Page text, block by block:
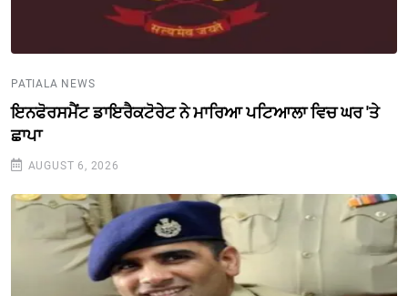
PATIALA NEWS
ਇਨਫੋਰਸਮੈਂਟ ਡਾਇਰੈਕਟੋਰੇਟ ਨੇ ਮਾਰਿਆ ਪਟਿਆਲਾ ਵਿਚ ਘਰ 'ਤੇ
ਛਾਪਾ
AUGUST 6, 2026